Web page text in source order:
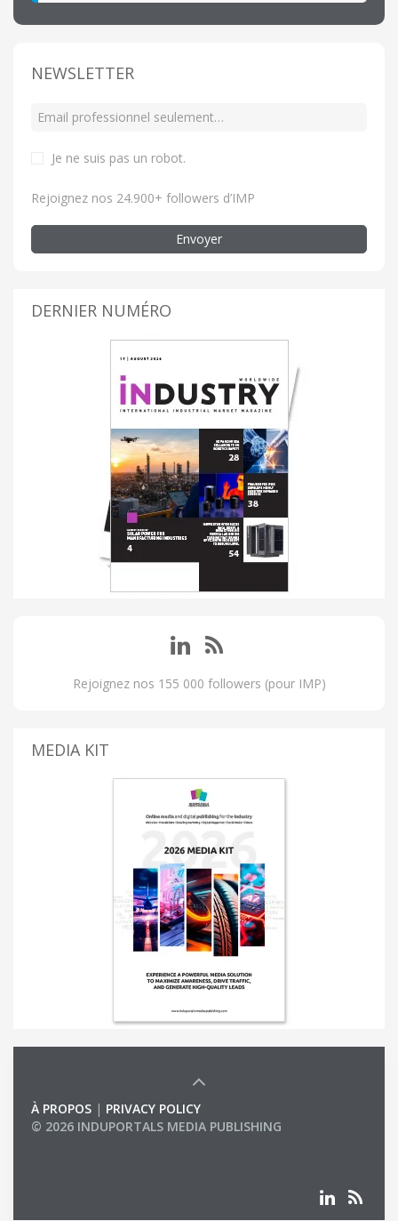
NEWSLETTER
Je ne suis pas un robot.
Rejoignez nos 24.900+ followers d’IMP
Envoyer
DERNIER NUMÉRO
Rejoignez nos 155 000 followers (pour IMP)
MEDIA KIT
À PROPOS | PRIVACY POLICY
© 2026 INDUPORTALS MEDIA PUBLISHING